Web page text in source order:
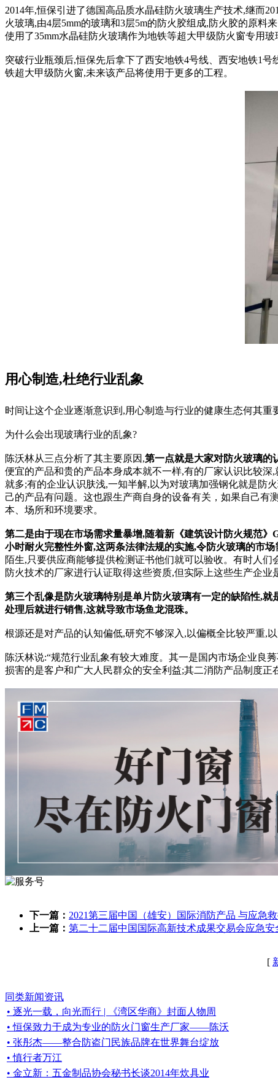
2014年,恒保引进了德国高品质水晶硅防火玻璃生产技术,继而
火玻璃,由4层5mm的玻璃和3层5m的防火胶组成,防火胶的原
使用了35mm水晶硅防火玻璃作为地铁等超大甲级防火窗专用玻
突破行业瓶颈后,恒保先后拿下了西安地铁4号线、西安地铁1
铁超大甲级防火窗,未来该产品将使用于更多的工程。
用心制造,杜绝行业乱象
时间让这个企业逐渐意识到,用心制造与行业的健康生态何其重
为什么会出现玻璃行业的乱象?
陈沃林从三点分析了其主要原因,第一点就是大家对防火玻璃的
便宜的产品和贵的产品本身成本就不一样,有的厂家认识比较
就多;有的企业认识肤浅,一知半解,以为对玻璃加强钢化就是防
己的产品有问题。这也跟生产商自身的设备有关，如果自己
本、场所和环境要求。
第二是由于现在市场需求量暴增,随着新《建筑设计防火规范
小时耐火完整性外窗,这两条法律法规的实施,令防火玻璃的市场
陌生,只要供应商能够提供检测证书他们就可以验收。有时人
防火技术的厂家进行认证取得这些资质,但实际上这些生产企
第三个乱像是防火玻璃特别是单片防火玻璃有一定的缺陷性,
处理后就进行销售,这就导致市场鱼龙混珠。
根源还是对产品的认知偏低,研究不够深入,以偏概全比较严重,
陈沃林说:“规范行业乱象有较大难度。其一是国内市场企业良
损害的是客户和广大人民群众的安全利益;其二消防产品制度
下一篇： 2021第三届中国（雄安）国际消防产品 与应急
上一篇： 第二十二届中国国际高新技术成果交易会应急安
[
同类新闻资讯
• 逐光一载，向光而行 | 《湾区华商》封面人物周
• 恒保致力于成为专业的防火门窗生产厂家——陈沃
• 张彤杰——整合防盗门民族品牌在世界舞台绽放
• 慎行者万江
• 金立新：五金制品协会秘书长谈2014年炊具业